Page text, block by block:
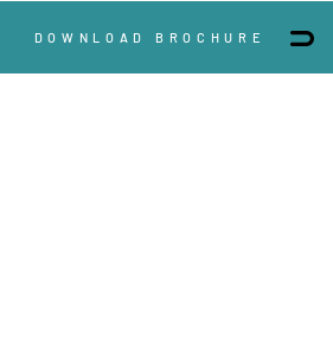
DOWNLOAD BROCHURE